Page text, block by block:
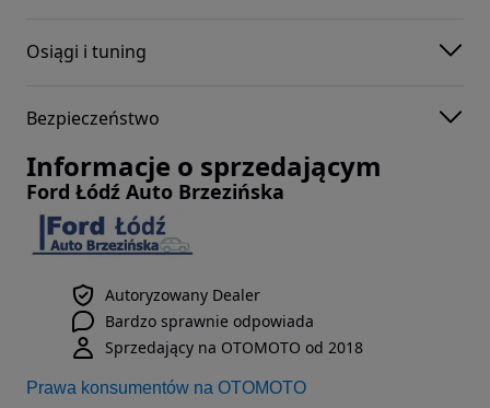
Osiągi i tuning
Bezpieczeństwo
Informacje o sprzedającym
Ford Łódź Auto Brzezińska
Autoryzowany Dealer
Bardzo sprawnie odpowiada
Sprzedający na OTOMOTO od 2018
Prawa konsumentów na OTOMOTO